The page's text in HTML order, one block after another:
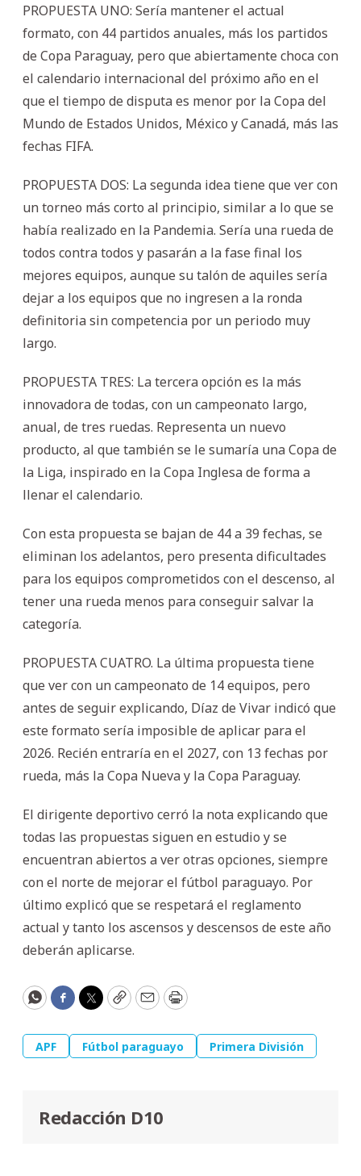
PROPUESTA UNO: Sería mantener el actual
formato, con 44 partidos anuales, más los partidos
de Copa Paraguay, pero que abiertamente choca con
el calendario internacional del próximo año en el
que el tiempo de disputa es menor por la Copa del
Mundo de Estados Unidos, México y Canadá, más las
fechas FIFA.
PROPUESTA DOS: La segunda idea tiene que ver con
un torneo más corto al principio, similar a lo que se
había realizado en la Pandemia. Sería una rueda de
todos contra todos y pasarán a la fase final los
mejores equipos, aunque su talón de aquiles sería
dejar a los equipos que no ingresen a la ronda
definitoria sin competencia por un periodo muy
largo.
PROPUESTA TRES: La tercera opción es la más
innovadora de todas, con un campeonato largo,
anual, de tres ruedas. Representa un nuevo
producto, al que también se le sumaría una Copa de
la Liga, inspirado en la Copa Inglesa de forma a
llenar el calendario.
Con esta propuesta se bajan de 44 a 39 fechas, se
eliminan los adelantos, pero presenta dificultades
para los equipos comprometidos con el descenso, al
tener una rueda menos para conseguir salvar la
categoría.
PROPUESTA CUATRO. La última propuesta tiene
que ver con un campeonato de 14 equipos, pero
antes de seguir explicando, Díaz de Vivar indicó que
este formato sería imposible de aplicar para el
2026. Recién entraría en el 2027, con 13 fechas por
rueda, más la Copa Nueva y la Copa Paraguay.
El dirigente deportivo cerró la nota explicando que
todas las propuestas siguen en estudio y se
encuentran abiertos a ver otras opciones, siempre
con el norte de mejorar el fútbol paraguayo. Por
último explicó que se respetará el reglamento
actual y tanto los ascensos y descensos de este año
deberán aplicarse.
WhatsApp
Facebook
Twitter
CopyEmailPrint
APF Fútbol paraguayo Primera División
Redacción D10